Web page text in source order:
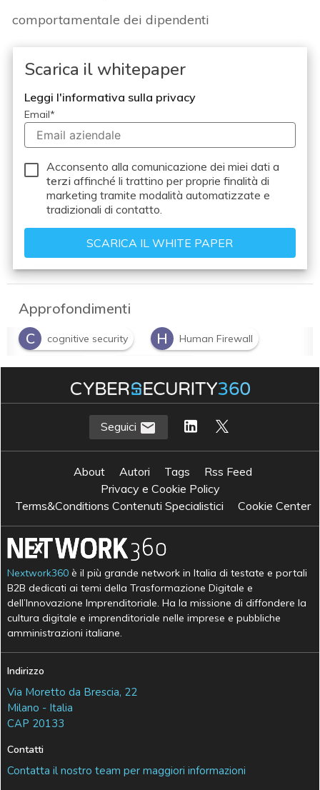
comportamentale dei dipendenti
Scarica il whitepaper
Leggi l'informativa sulla privacy
Email*
Acconsento alla comunicazione dei miei dati a
terzi affinché li trattino per proprie finalità di
marketing tramite modalità automatizzate e
tradizionali di contatto.
Approfondimenti
C
cognitive security H Human Firewall
P phishing S sicurezza IT
Seguici
About Autori Tags
Rss Feed
Privacy e Cookie Policy
Terms&Conditions Contenuti Specialistici
Cookie Center
Nextwork360 è il più grande network in Italia di testate e portali
B2B dedicati ai temi della Trasformazione Digitale e
dell’Innovazione Imprenditoriale. Ha la missione di diffondere la
cultura digitale e imprenditoriale nelle imprese e pubbliche
amministrazioni italiane.
Indirizzo
Via Moretto da Brescia, 22
Milano - Italia
CAP 20133
Contatti
Contatta il nostro team per maggiori informazioni